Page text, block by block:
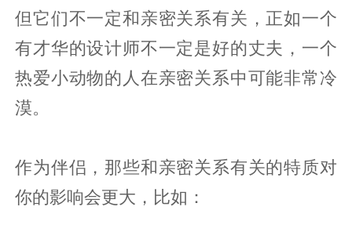
但它们不一定和亲密关系有关，正如一个
有才华的设计师不一定是好的丈夫，一个
热爱小动物的人在亲密关系中可能非常冷
漠。
作为伴侣，那些和亲密关系有关的特质对
你的影响会更大，比如：